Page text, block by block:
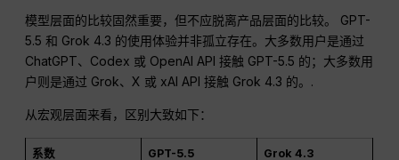
模型层面的比较固然重要，但不应脱离产品层面的比较。 GPT-
5.5 和 Grok 4.3 的使用体验并非孤立存在。大多数用户是通过
ChatGPT、Codex 或 OpenAI API 接触 GPT-5.5 的；大多数用
户则是通过 Grok、X 或 xAI API 接触 Grok 4.3 的。.
从宏观层面来看，区别大致如下：
系数 GPT-5.5 Grok 4.3